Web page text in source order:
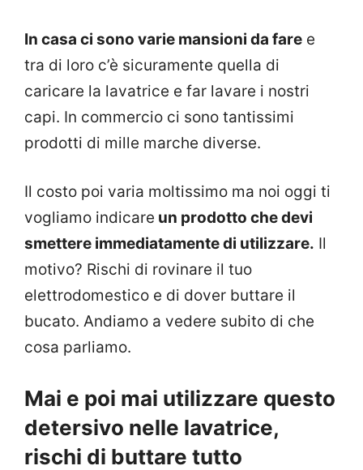
In casa ci sono varie mansioni da fare e
tra di loro c’è sicuramente quella di
caricare la lavatrice e far lavare i nostri
capi. In commercio ci sono tantissimi
prodotti di mille marche diverse.
Il costo poi varia moltissimo ma noi oggi ti
vogliamo indicare un prodotto che devi
smettere immediatamente di utilizzare. Il
motivo? Rischi di rovinare il tuo
elettrodomestico e di dover buttare il
bucato. Andiamo a vedere subito di che
cosa parliamo.
Mai e poi mai utilizzare questo
detersivo nelle lavatrice,
rischi di buttare tutto